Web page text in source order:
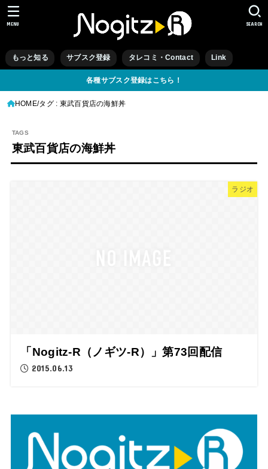
もっと知る サブスク登録 タレコミ・Contact Link
SEARCH
MENU
各種サブスク登録はこちら！
HOME タグ : 東武百貨店の海鮮丼
東武百貨店の海鮮丼
ラジオ
「Nogitz-R（ノギツ-R）」第73回配信
2015.06.13